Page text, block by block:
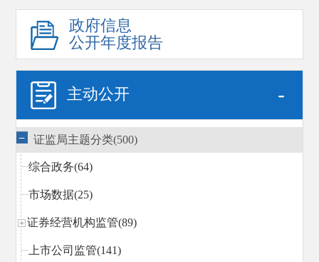
政府信息
公开年度报告
主动公开 -
证监局主题分类(500)
综合政务(64)
市场数据(25)
证券经营机构监管(89)
上市公司监管(141)